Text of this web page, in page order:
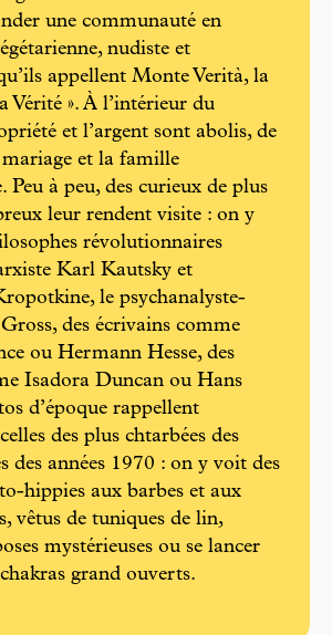
une communauté en
nudiste et
appellent Monte Verità, la
Vérité ». À l’intérieur du
et l’argent sont abolis, de
et la famille
Peu à peu, des curieux de plus
leur rendent visite : on y
révolutionnaires
Karl Kautsky et
le psychanalyste-
des écrivains comme
ou Hermann Hesse, des
Isadora Duncan ou Hans
d’époque rappellent
des plus chtarbées des
des années 1970 : on y voit des
­hippies aux barbes et aux
vêtus de tuniques de lin,
mystérieuses ou se lancer
grand ouverts.